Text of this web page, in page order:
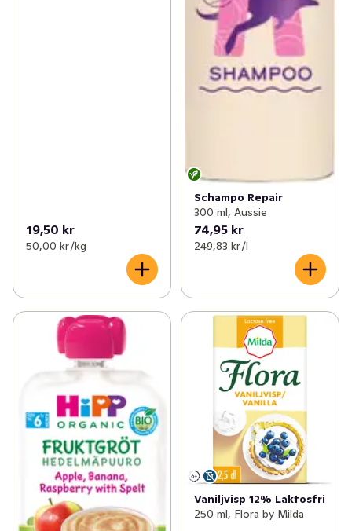
19,50 kr
50,00 kr /kg
Schampo Repair
300 ml, Aussie
74,95 kr
249,83 kr /l
Vaniljvisp 12% Laktosfri
250 ml, Flora by Milda